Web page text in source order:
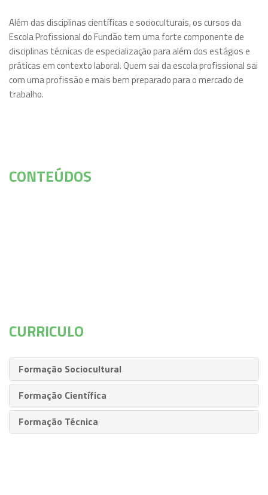
Além das disciplinas científicas e socioculturais, os cursos da
Escola Profissional do Fundão tem uma forte componente de
disciplinas técnicas de especialização para além dos estágios e
práticas em contexto laboral. Quem sai da escola profissional sai
com uma profissão e mais bem preparado para o mercado de
trabalho.
CONTEÚDOS
CURRICULO
Formação Sociocultural
Formação Científica
Formação Técnica